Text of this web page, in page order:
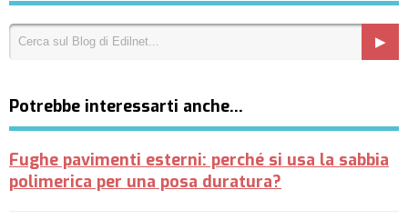
Potrebbe interessarti anche…
Fughe pavimenti esterni: perché si usa la sabbia
polimerica per una posa duratura?